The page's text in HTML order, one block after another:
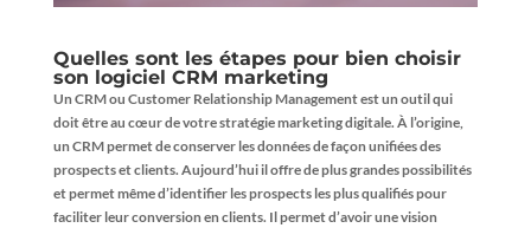
Quelles sont les étapes pour bien choisir
son logiciel CRM marketing
Un CRM ou Customer Relationship Management est un outil qui
doit être au cœur de votre stratégie marketing digitale. À l’origine,
un CRM permet de conserver les données de façon unifiées des
prospects et clients. Aujourd’hui il offre de plus grandes possibilités
et permet même d’identifier les prospects les plus qualifiés pour
faciliter leur conversion en clients. Il permet d’avoir une vision